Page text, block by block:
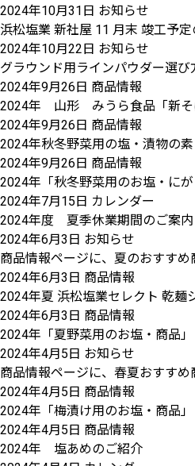
2024年10月31日 お知らせ
浜松塩業 新社屋 11 月末 竣工予
2024年10月22日 お知らせ
グラウンド用ラインパウダー選び
2024年9月26日 商品情報
2024年 山形 みうら食品「新そ
2024年9月26日 商品情報
2024年秋冬野菜用の塩・漬物の
2024年9月26日 商品情報
2024年「秋冬野菜用のお塩・に
2024年7月15日 カレンダー
2024年度 夏季休業期間のご案内
2024年6月3日 お知らせ
商品情報ページに、夏のおすす
2024年6月3日 商品情報
2024年夏 浜松塩業セレクト 乾麺
2024年6月3日 商品情報
2024年「夏野菜用のお塩・商品
2024年4月5日 お知らせ
商品情報ページに、春夏おすす
2024年4月5日 商品情報
2024年「梅漬け用のお塩・商品
2024年4月5日 商品情報
2024年 塩あめのご紹介